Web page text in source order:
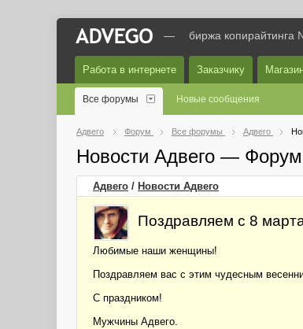
— биржа копирайтинга
Работа в интернете Заказчику
Все форумы Новые сообщения
Адвего Форум Все форумы Адвего
Новости Адвего —
Адвего / Новости Адвего
Поздравляем с 8
Любимые наши женщины!
Поздравляем вас с этим чудесным
С праздником!
Мужчины Адвего.